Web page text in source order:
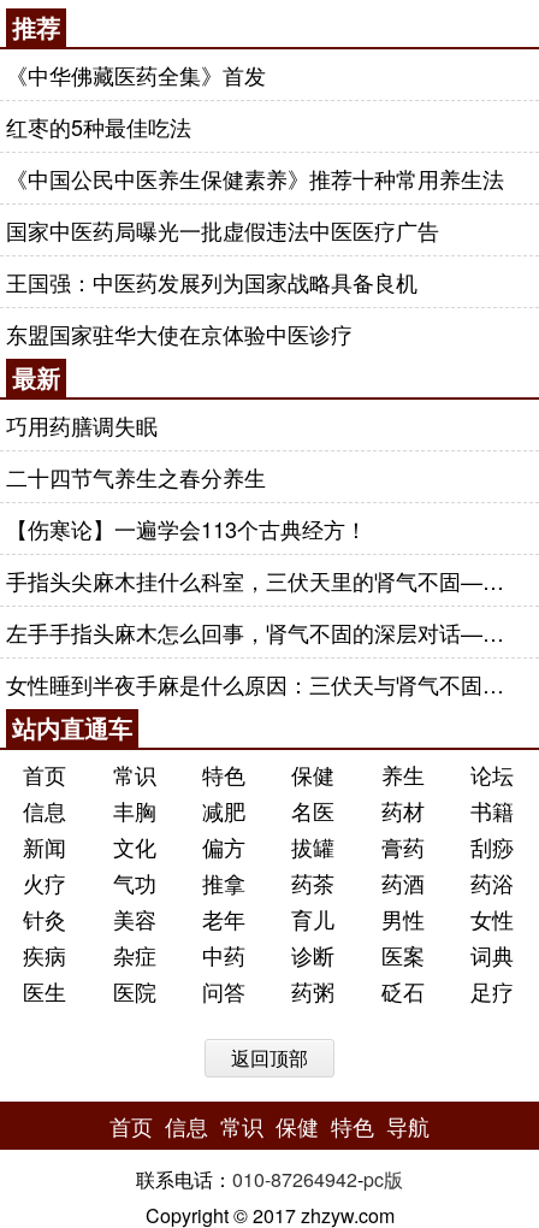
推荐
《中华佛藏医药全集》首发
红枣的5种最佳吃法
《中国公民中医养生保健素养》推荐十种常用养生法
国家中医药局曝光一批虚假违法中医医疗广告
王国强：中医药发展列为国家战略具备良机
东盟国家驻华大使在京体验中医诊疗
最新
巧用药膳调失眠
二十四节气养生之春分养生
【伤寒论】一遍学会113个古典经方！
手指头尖麻木挂什么科室，三伏天里的肾气不固——肾合jjn
左手手指头麻木怎么回事，肾气不固的深层对话——肾合jjn
女性睡到半夜手麻是什么原因：三伏天与肾气不固的深层对话
站内直通车
首页 常识 特色 保健 养生
论坛
信息
丰胸 减肥 名医 药材
书籍
新闻
文化 偏方 拔罐 膏药
刮痧
火疗
气功 推拿 药茶 药酒
药浴
针灸
美容 老年 育儿 男性
女性
疾病
杂症 中药 诊断 医案
词典
医生
医院 问答 药粥 砭石 足疗
返回顶部
首页 信息 常识 保健 特色 导航
联系电话： 010-87264942-pc版
Copyright © 2017 zhzyw.com